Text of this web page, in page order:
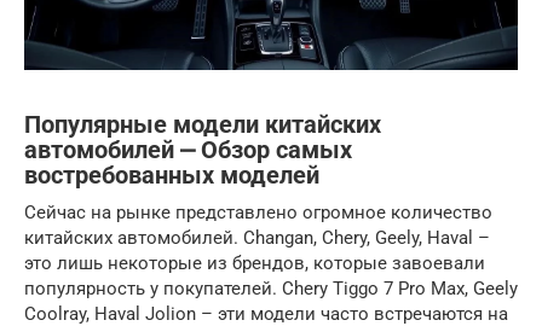
Популярные модели китайских
автомобилей ⎼ Обзор самых
востребованных моделей
Сейчас на рынке представлено огромное количество
китайских автомобилей. Changan, Chery, Geely, Haval –
это лишь некоторые из брендов, которые завоевали
популярность у покупателей. Chery Tiggo 7 Pro Max, Geely
Coolray, Haval Jolion – эти модели часто встречаются на